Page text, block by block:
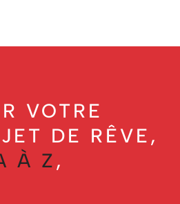
VOTRE
DE RÊVE,
À Z ,